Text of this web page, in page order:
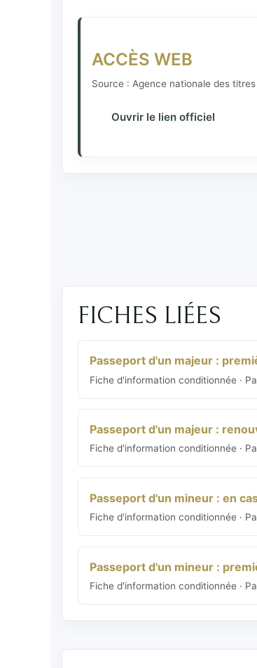
ACCÈS WEB
Source : Agence nationale des
Ouvrir le lien officiel
FICHES LIÉES
Passeport d'un majeur :
Fiche d'information conditionnée ·
Passeport d'un majeur :
Fiche d'information conditionnée ·
Passeport d'un mineur : en
Fiche d'information conditionnée ·
Passeport d'un mineur :
Fiche d'information conditionnée ·